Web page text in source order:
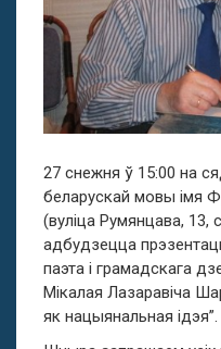
27 снежня ў 15:00 на
беларускай мовы імя
(вуліца Румянцава, 13,
адбудзецца
паэта і грамадскага
Мікалая Лазаравіча
як нацыянальная ідэя”.